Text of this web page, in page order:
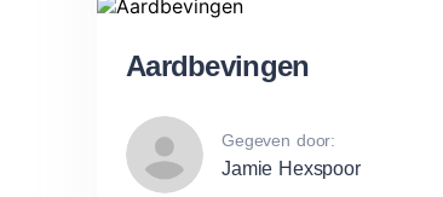
Aardbevingen
Gegeven door:
Jamie Hexspoor